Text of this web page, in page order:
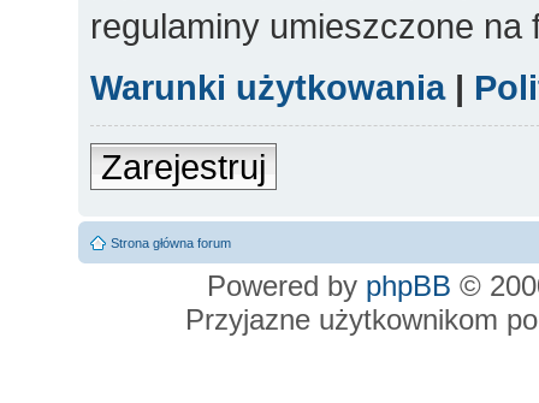
regulaminy umieszczone na
Warunki użytkowania|
Zarejestruj
Strona główna forum
Powered by phpBB ©
Przyjazne użytkownikom